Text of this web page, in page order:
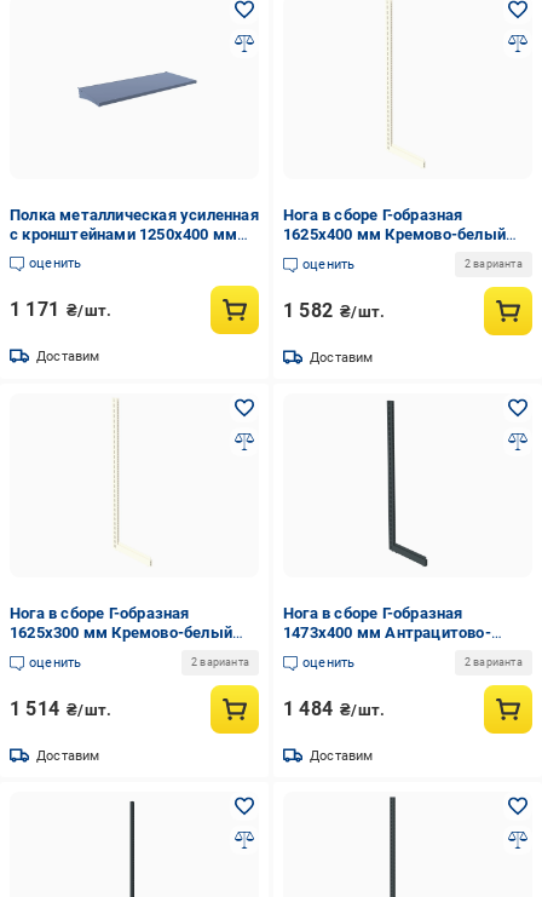
Полка металлическая усиленная
с кронштейнами 1250х400 мм
Антрацитово-серый (24-10-14)
оценить
1 171 ₴/шт.
Доставим
Нога в сборе Г-образная
1625х400 мм Кремово-белый
(24-1-10)
оценить 2 варианта
1 582 ₴/шт.
Доставим
Нога в сборе Г-образная
1625х300 мм Кремово-белый
(24-1-8)
оценить 2 варианта
1 514 ₴/шт.
Доставим
Нога в сборе Г-образная
1473х400 мм Антрацитово-
серый (24-1-3)
оценить 2 варианта
1 484 ₴/шт.
Доставим